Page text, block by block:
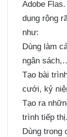
Adobe
dụng rộng
như:
Dùng làm
ngân
Tạo bài
cưới, kỷ
Tạo ra
trình tiếp thị.
Dùng trong